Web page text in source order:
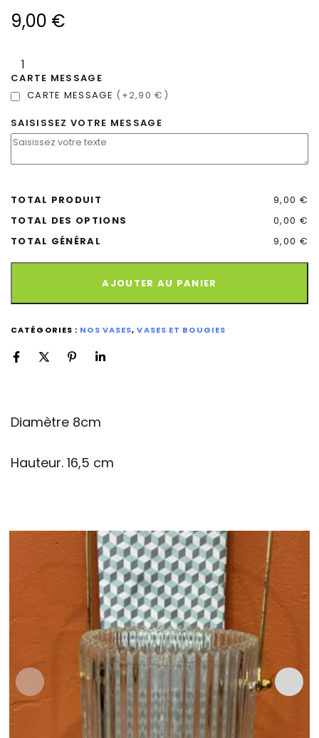
9,00 €
CARTE MESSAGE
CARTE MESSAGE (+2,90 €)
SAISISSEZ VOTRE MESSAGE
TOTAL PRODUIT
9,00 €
TOTAL DES OPTIONS
0,00 €
TOTAL GÉNÉRAL
9,00 €
AJOUTER AU PANIER
CATÉGORIES : NOS VASES,VASES ET BOUGIES
Diamètre 8cm
Hauteur. 16,5 cm